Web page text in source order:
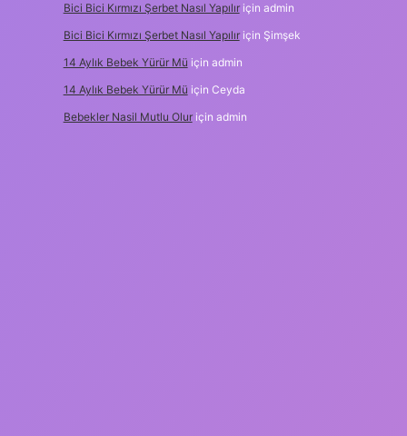
Bici Bici Kırmızı Şerbet Nasıl Yapılıriçin admin
Bici Bici Kırmızı Şerbet Nasıl Yapılıriçin Şimşek
14 Aylık Bebek Yürür Mü için admin
14 Aylık Bebek Yürür Mü için Ceyda
Bebekler Nasil Mutlu Oluriçin admin